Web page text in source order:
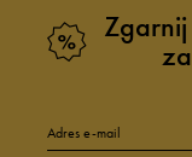
Adres e-mail